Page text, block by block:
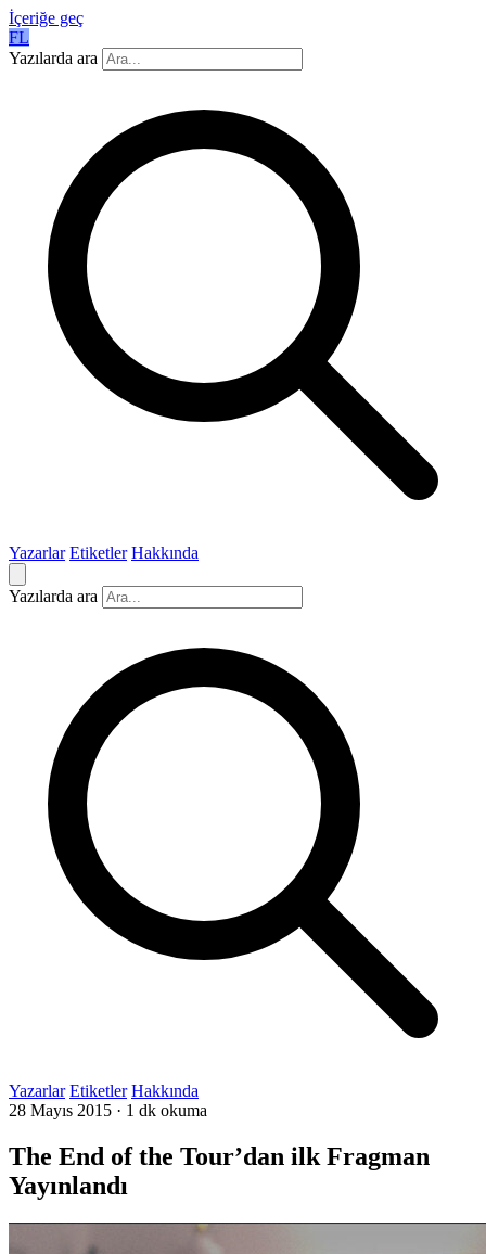
İçeriğe geç
FL
Yazılarda ara
Yazarlar Etiketler Hakkında
Yazılarda ara
Yazarlar Etiketler Hakkında
28 Mayıs 2015 · 1 dk okuma
The End of the Tour’dan ilk Fragman
Yayınlandı